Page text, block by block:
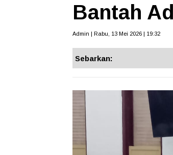
Bantah
Admin | Rabu, 13 Mei 2026 | 19:32
Sebarkan: